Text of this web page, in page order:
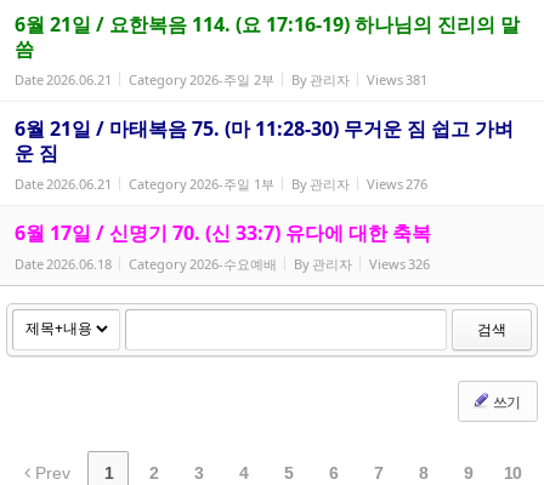
6월 21일 / 요한복음 114. (요 17:16-19) 하나님의 진리의 말
씀
Date2026.06.21 Category2026-주일 2부 By 관리자 Views381
6월 21일 / 마태복음 75. (마 11:28-30) 무거운 짐 쉽고 가벼
운 짐
Date2026.06.21 Category2026-주일 1부 By 관리자 Views276
6월 17일 / 신명기 70. (신 33:7) 유다에 대한 축복
Date2026.06.18 Category2026-수요예배 By 관리자 Views326
검색
쓰기
Prev 1 2 3 4 5 6 7 8 9 10